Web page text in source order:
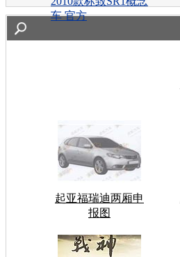
车 官方
起亚福瑞迪两厢申
报图